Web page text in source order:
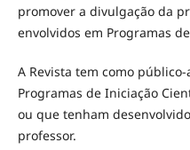
promover a divulgação da
envolvidos em Programas
A Revista tem como
Programas de Iniciação
ou que tenham
professor.